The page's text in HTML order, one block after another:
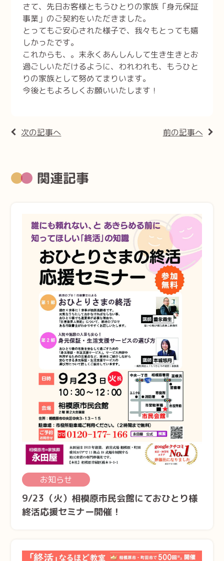
さて、先日お客様ともうひとりの家族「身元保証
事業」のご契約をいただきました。
とってもご安心された様子で、我々もとっても嬉
しかったです。
これからも、。末永くあんしんして生き生きとお
過ごしいただけるように、われわれも、もうひと
りの家族として努めてまりいます。
今後ともよろしくお願いいたします！
次の記事へ 前の記事へ
関連記事
お知らせ
9/23（火）相模原市民会館にておひとり様
終活応援セミナー開催！